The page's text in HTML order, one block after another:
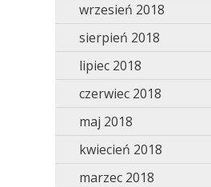
wrzesień 2018
sierpień 2018
lipiec 2018
czerwiec 2018
maj 2018
kwiecień 2018
marzec 2018